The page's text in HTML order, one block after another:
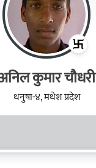
कुमार चौधरी
धनुषा-४, मधेश प्रदेश